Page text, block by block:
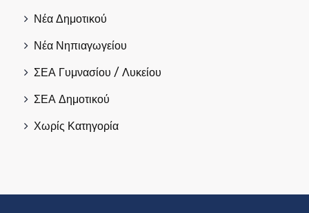
Νέα Δημοτικού
Νέα Νηπιαγωγείου
ΣΕΑ Γυμνασίου / Λυκείου
ΣΕΑ Δημοτικού
Χωρίς Κατηγορία